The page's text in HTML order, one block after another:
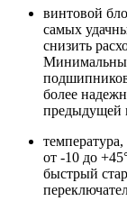
винтовой
самых
снизить
более
предыдущей
от -10 до
быстрый